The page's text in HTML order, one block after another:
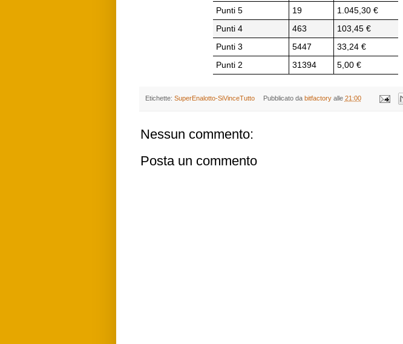
Punti 5
19
1.045,30 €
Punti 4
463
103,45 €
Punti 3
5447
33,24 €
Punti 2
31394 5,00 €
Etichette: SuperEnalotto-SiVinceTutto Pubblicato da bitfactory alle 21:00
Nessun commento:
Posta un commento